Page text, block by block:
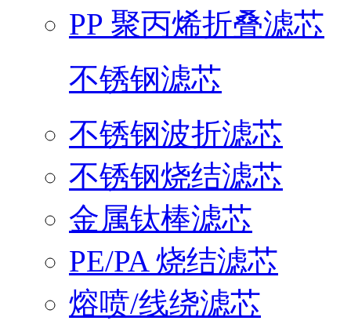
PP 聚丙烯折叠滤芯
不锈钢滤芯
不锈钢波折滤芯
不锈钢烧结滤芯
金属钛棒滤芯
PE/PA 烧结滤芯
熔喷/线绕滤芯